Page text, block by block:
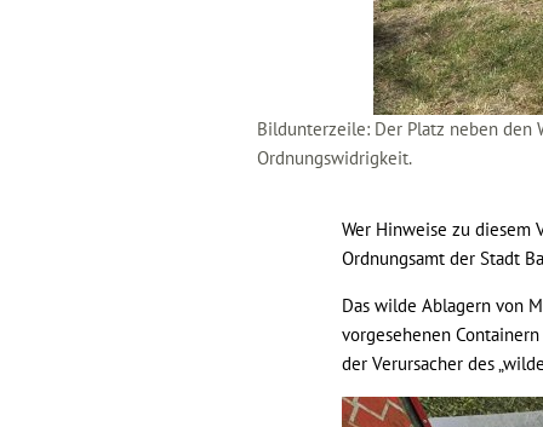
Bildunterzeile: Der Platz neben
Ordnungswidrigkeit.
Wer Hinweise zu diesem
Ordnungsamt der Stadt
Das wilde Ablagern von
vorgesehenen
der Verursacher des